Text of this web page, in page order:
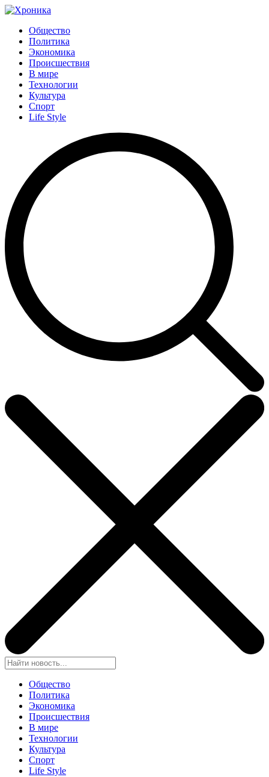
Общество
Политика
Экономика
Происшествия
В мире
Технологии
Культура
Спорт
Life Style
Общество
Политика
Экономика
Происшествия
В мире
Технологии
Культура
Спорт
Life Style